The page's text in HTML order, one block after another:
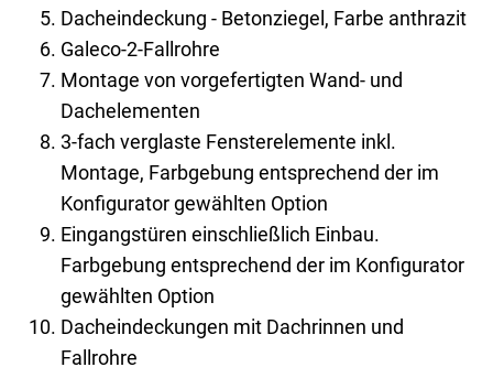
Dacheindeckung - Betonziegel, Farbe anthrazit
Galeco-2-Fallrohre
Montage von vorgefertigten Wand- und
Dachelementen
3-fach verglaste Fensterelemente inkl.
Montage, Farbgebung entsprechend der im
Konfigurator gewählten Option
Eingangstüren einschließlich Einbau.
Farbgebung entsprechend der im Konfigurator
gewählten Option
Dacheindeckungen mit Dachrinnen und
Fallrohre